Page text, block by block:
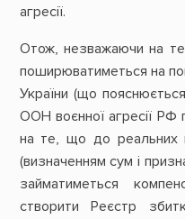
агресії.
Отож, незважаючи на
поширюватиметься на
України (що пояснюється
ООН воєнної агресії РФ
на те, що до реальних
(визначенням сум і
займатиметься
створити Реєстр